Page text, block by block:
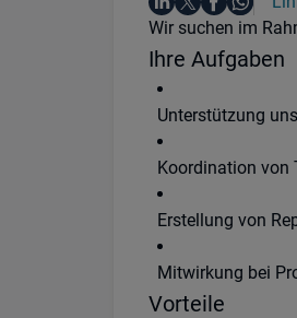
Teile diesen Job
Auf
Einleitung
Wir suchen im
Ihre Aufgaben
Unterstützung
Koordination von
Erstellung von
Mitwirkung bei
Vorteile